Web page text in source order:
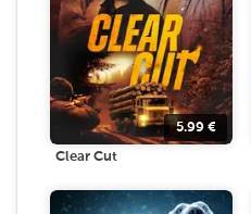
5.99 €
Clear Cut